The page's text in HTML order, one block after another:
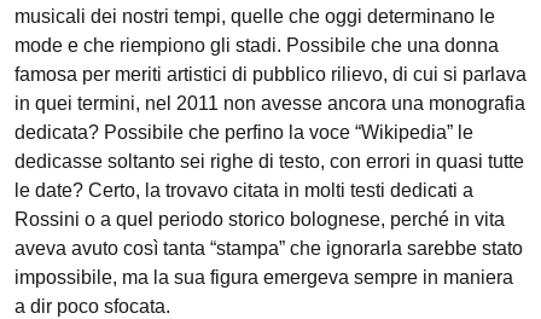
musicali dei nostri tempi, quelle che oggi determinano le
mode e che riempiono gli stadi. Possibile che una donna
famosa per meriti artistici di pubblico rilievo, di cui si parlava
in quei termini, nel 2011 non avesse ancora una monografia
dedicata? Possibile che perfino la voce “Wikipedia” le
dedicasse soltanto sei righe di testo, con errori in quasi tutte
le date? Certo, la trovavo citata in molti testi dedicati a
Rossini o a quel periodo storico bolognese, perché in vita
aveva avuto così tanta “stampa” che ignorarla sarebbe stato
impossibile, ma la sua figura emergeva sempre in maniera
a dir poco sfocata.